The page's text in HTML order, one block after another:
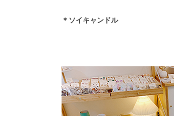
＊ソイキャンドル